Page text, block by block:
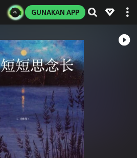
GUNAKAN APP